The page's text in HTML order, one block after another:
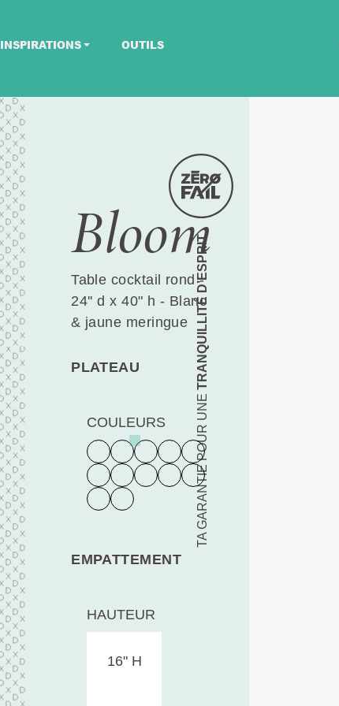
INSPIRATIONS OUTILS
TA GARANTIE POUR UNE
TRANQUILLITÉ D’ESPRIT
Bloom
Table cocktail rond -
24'' d x 40" h - Blanc
& jaune meringue
PLATEAU
COULEURS
EMPATTEMENT
HAUTEUR
16" H